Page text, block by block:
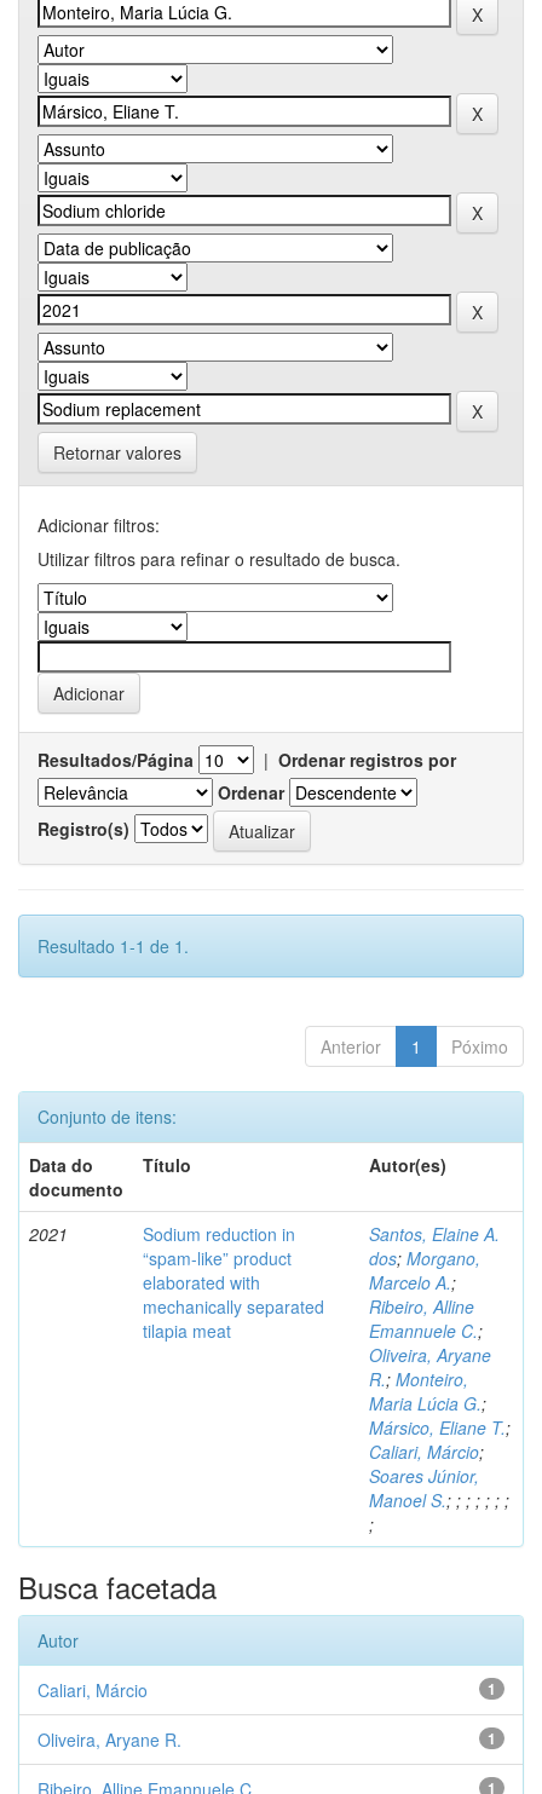
Retornar valores
Adicionar filtros:
Utilizar filtros para refinar o resultado de busca.
Resultados/Página | Ordenar registros por
Ordenar
Registro(s)
Resultado 1-1 de 1.
Anterior 1 Póximo
Conjunto de itens:
Data do
documento
Título Autor(es)
2021
Sodium reduction in
“spam-like” product
elaborated with
mechanically separated
tilapia meat
Santos, Elaine A.
dos; Morgano,
Marcelo A.;
Ribeiro, Alline
Emannuele C.;
Oliveira, Aryane
R.; Monteiro,
Maria Lúcia G.;
Mársico, Eliane T.;
Caliari, Márcio;
Soares Júnior,
Manoel S.; ; ; ; ; ; ;
;
Busca facetada
Autor
1
Caliari, Márcio
1
Oliveira, Aryane R.
1